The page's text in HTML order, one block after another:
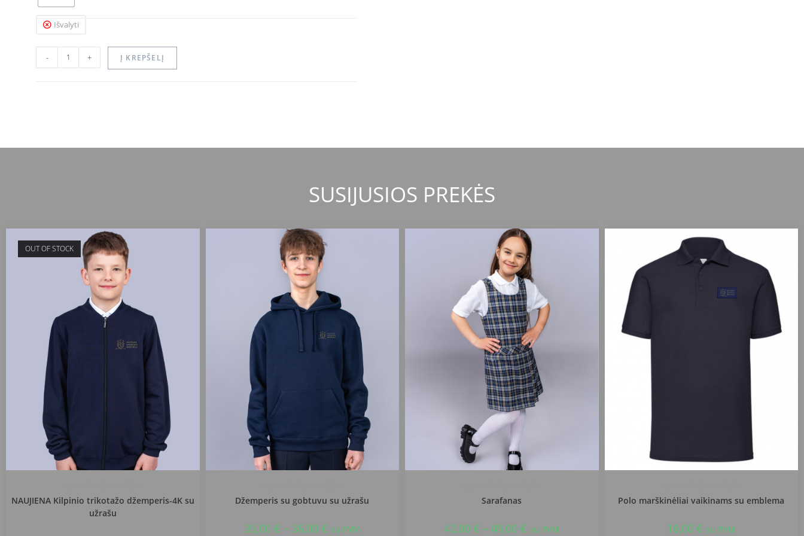
Išvalyti
- + Į KREPŠELĮ
SUSIJUSIOS PREKĖS
OUT OF STOCK
NAUJIENA Kilpinio trikotažo džemperis-4K su
užrašu
Džemperis su gobtuvu su užrašu
35,00 € – 36,00 € su PVM
Sarafanas
42,00€ – 49,00€ su PVM
Polo marškinėliai vaikinams su emblema
18,00€ su PVM